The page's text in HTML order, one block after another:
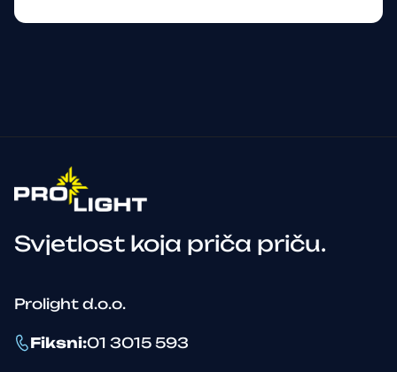
Svjetlost koja priča priču.
Prolight d.o.o.
Fiksni:01 3015 593